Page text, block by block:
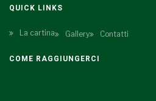
QUICK LINKS
La cartina Gallery Contatti
COME RAGGIUNGERCI